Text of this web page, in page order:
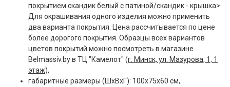
покрытием скандик белый с патиной/скандик - крышка>.
Для окрашивания одного изделия можно применить
два варианта покрытия. Цена рассчитывается по цене
более дорогого покрытия. Образцы всех вариантов
цветов покрытий можно посмотреть в магазине
Belmassiv.by в ТЦ "Камелот" (г. Минск, ул. Мазурова, 1, 1
этаж),
габаритные размеры (ШxВxГ): 100x75x60 см,